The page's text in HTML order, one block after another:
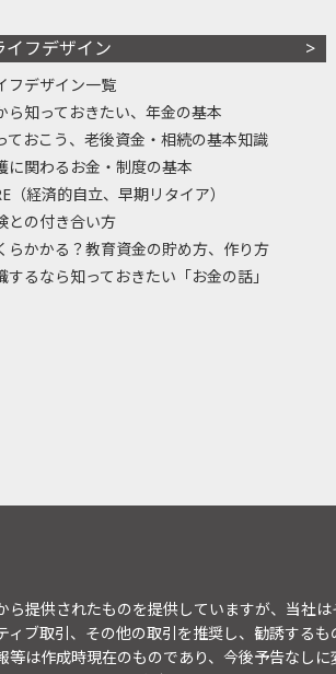
イフデザイン
フデザイン一覧
ら知っておきたい、年金の基本
ておこう、老後資金・相続の基本知識
に関わるお金・制度の基本
（経済的自立、早期リタイア）
との付き合い方
らかかる？教育資金の貯め方、作り方
するなら知っておきたい「お金の話」
提供されたものを提供していますが、当社
ブ取引、その他の取引を推奨し、勧誘する
は作成時現在のものであり、今後予告なし